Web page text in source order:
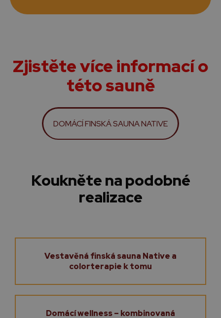
Zjistěte více informací o
této sauně
DOMÁCÍ FINSKÁ SAUNA NATIVE
Koukněte na podobné
realizace
Vestavěná finská sauna Native a
colorterapie k tomu
Domácí wellness – kombinovaná